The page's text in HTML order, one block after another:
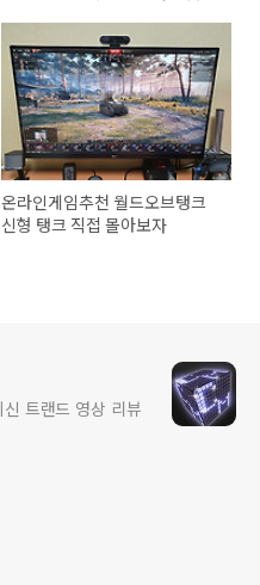
온라인게임추천 월드오브탱크
신형 탱크 직접 몰아보자
트랜드 영상 리뷰